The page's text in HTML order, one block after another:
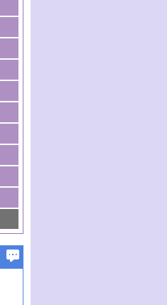
の
す
プ
た
機
ル
た
て
解
な
究
に
究
線